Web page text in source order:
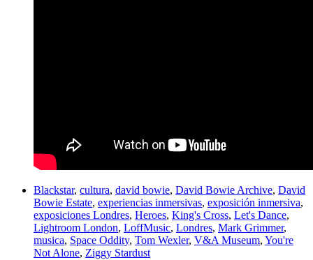
Blackstar, cultura, david bowie, David Bowie Archive, David
Bowie Estate, experiencias inmersivas, exposición inmersiva,
exposiciones Londres, Heroes, King's Cross, Let's Dance,
Lightroom London, LoffMusic, Londres, Mark Grimmer,
musica, Space Oddity, Tom Wexler, V&A Museum, You're
Not Alone, Ziggy Stardust